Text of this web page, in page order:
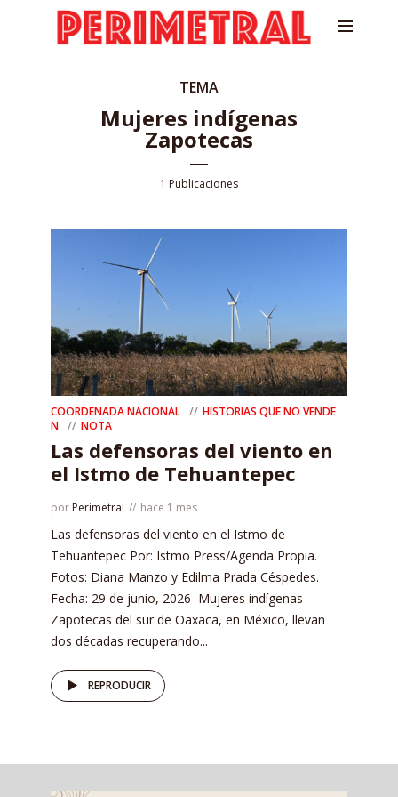
TEMA
Mujeres indígenas
Zapotecas
1 Publicaciones
COORDENADA NACIONAL
HISTORIAS QUE NO VENDE
N
NOTA
Las defensoras del viento en
el Istmo de Tehuantepec
por Perimetral hace 1 mes
Las defensoras del viento en el Istmo de
Tehuantepec Por: Istmo Press/Agenda Propia.
Fotos: Diana Manzo y Edilma Prada Céspedes.
Fecha: 29 de junio, 2026 Mujeres indígenas
Zapotecas del sur de Oaxaca, en México, llevan
dos décadas recuperando...
REPRODUCIR